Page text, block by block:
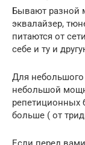
Бывают разной
эквалайзер,
питаются от
себе и ту и
Для
небольшой
репетиционных
больше ( от